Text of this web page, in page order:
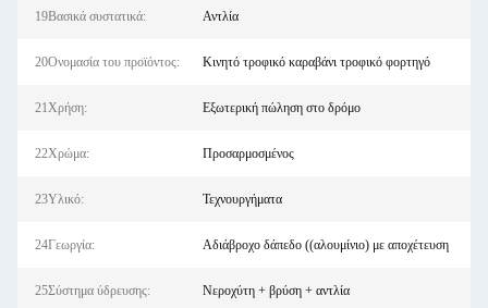
19Βασικά συστατικά: Αντλία
20Ονομασία του προϊόντος: Κινητό τροφικό καραβάνι τροφικό φορτηγό
21Χρήση: Εξωτερική πώληση στο δρόμο
22Χρώμα: Προσαρμοσμένος
23Υλικό: Τεχνουργήματα
24Γεωργία: Αδιάβροχο δάπεδο ((αλουμίνιο) με αποχέτευση
25Σύστημα ύδρευσης: Νεροχύτη + βρύση + αντλία